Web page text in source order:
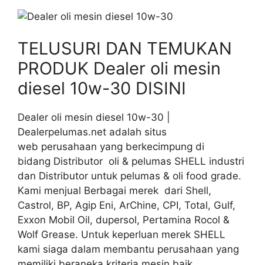
TELUSURI DAN TEMUKAN
PRODUK Dealer oli mesin
diesel 10w-30 DISINI
Dealer oli mesin diesel 10w-30 |
Dealerpelumas.net adalah situs
web perusahaan yang berkecimpung di
bidang Distributor oli & pelumas SHELL industri
dan Distributor untuk pelumas & oli food grade.
Kami menjual Berbagai merek dari Shell,
Castrol, BP, Agip Eni, ArChine, CPI, Total, Gulf,
Exxon Mobil Oil, dupersol, Pertamina Rocol &
Wolf Grease. Untuk keperluan merek SHELL
kami siaga dalam membantu perusahaan yang